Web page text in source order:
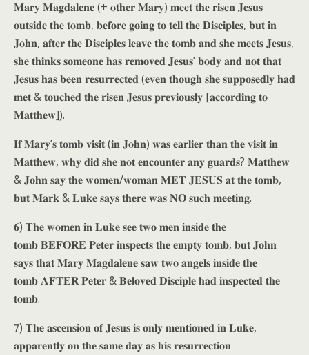
𝐌𝐚𝐫𝐲 𝐌𝐚𝐠𝐝𝐚𝐥𝐞𝐧𝐞 (+ 𝐨𝐭𝐡𝐞𝐫 𝐌𝐚𝐫𝐲) 𝐦𝐞𝐞𝐭 𝐭𝐡𝐞 𝐫𝐢𝐬𝐞𝐧 𝐉𝐞𝐬𝐮𝐬
𝐨𝐮𝐭𝐬𝐢𝐝𝐞 𝐭𝐡𝐞 𝐭𝐨𝐦𝐛, 𝐛𝐞𝐟𝐨𝐫𝐞 𝐠𝐨𝐢𝐧𝐠 𝐭𝐨 𝐭𝐞𝐥𝐥 𝐭𝐡𝐞 𝐃𝐢𝐬𝐜𝐢𝐩𝐥𝐞𝐬, 𝐛𝐮𝐭 𝐢𝐧
𝐉𝐨𝐡𝐧, 𝐚𝐟𝐭𝐞𝐫 𝐭𝐡𝐞 𝐃𝐢𝐬𝐜𝐢𝐩𝐥𝐞𝐬 𝐥𝐞𝐚𝐯𝐞 𝐭𝐡𝐞 𝐭𝐨𝐦𝐛 𝐚𝐧𝐝 𝐬𝐡𝐞 𝐦𝐞𝐞𝐭𝐬 𝐉𝐞𝐬𝐮𝐬,
𝐬𝐡𝐞 𝐭𝐡𝐢𝐧𝐤𝐬 𝐬𝐨𝐦𝐞𝐨𝐧𝐞 𝐡𝐚𝐬 𝐫𝐞𝐦𝐨𝐯𝐞𝐝 𝐉𝐞𝐬𝐮𝐬’ 𝐛𝐨𝐝𝐲 𝐚𝐧𝐝 𝐧𝐨𝐭 𝐭𝐡𝐚𝐭
𝐉𝐞𝐬𝐮𝐬 𝐡𝐚𝐬 𝐛𝐞𝐞𝐧 𝐫𝐞𝐬𝐮𝐫𝐫𝐞𝐜𝐭𝐞𝐝 (𝐞𝐯𝐞𝐧 𝐭𝐡𝐨𝐮𝐠𝐡 𝐬𝐡𝐞 𝐬𝐮𝐩𝐩𝐨𝐬𝐞𝐝𝐥𝐲 𝐡𝐚𝐝
𝐦𝐞𝐭 & 𝐭𝐨𝐮𝐜𝐡𝐞𝐝 𝐭𝐡𝐞 𝐫𝐢𝐬𝐞𝐧 𝐉𝐞𝐬𝐮𝐬 𝐩𝐫𝐞𝐯𝐢𝐨𝐮𝐬𝐥𝐲 [𝐚𝐜𝐜𝐨𝐫𝐝𝐢𝐧𝐠 𝐭𝐨
𝐌𝐚𝐭𝐭𝐡𝐞𝐰]).
𝐈𝐟 𝐌𝐚𝐫𝐲’𝐬 𝐭𝐨𝐦𝐛 𝐯𝐢𝐬𝐢𝐭 (𝐢𝐧 𝐉𝐨𝐡𝐧) 𝐰𝐚𝐬 𝐞𝐚𝐫𝐥𝐢𝐞𝐫 𝐭𝐡𝐚𝐧 𝐭𝐡𝐞 𝐯𝐢𝐬𝐢𝐭 𝐢𝐧
𝐌𝐚𝐭𝐭𝐡𝐞𝐰, 𝐰𝐡𝐲 𝐝𝐢𝐝 𝐬𝐡𝐞 𝐧𝐨𝐭 𝐞𝐧𝐜𝐨𝐮𝐧𝐭𝐞𝐫 𝐚𝐧𝐲 𝐠𝐮𝐚𝐫𝐝𝐬? 𝐌𝐚𝐭𝐭𝐡𝐞𝐰
& 𝐉𝐨𝐡𝐧 𝐬𝐚𝐲 𝐭𝐡𝐞 𝐰𝐨𝐦𝐞𝐧/𝐰𝐨𝐦𝐚𝐧 𝐌𝐄𝐓 𝐉𝐄𝐒𝐔𝐒 𝐚𝐭 𝐭𝐡𝐞 𝐭𝐨𝐦𝐛,
𝐛𝐮𝐭 𝐌𝐚𝐫𝐤 & 𝐋𝐮𝐤𝐞 𝐬𝐚𝐲𝐬 𝐭𝐡𝐞𝐫𝐞 𝐰𝐚𝐬 𝐍𝐎 𝐬𝐮𝐜𝐡 𝐦𝐞𝐞𝐭𝐢𝐧𝐠.
𝟔) 𝐓𝐡𝐞 𝐰𝐨𝐦𝐞𝐧 𝐢𝐧 𝐋𝐮𝐤𝐞 𝐬𝐞𝐞 𝐭𝐰𝐨 𝐦𝐞𝐧 𝐢𝐧𝐬𝐢𝐝𝐞 𝐭𝐡𝐞
𝐭𝐨𝐦𝐛 𝐁𝐄𝐅𝐎𝐑𝐄 𝐏𝐞𝐭𝐞𝐫 𝐢𝐧𝐬𝐩𝐞𝐜𝐭𝐬 𝐭𝐡𝐞 𝐞𝐦𝐩𝐭𝐲 𝐭𝐨𝐦𝐛, 𝐛𝐮𝐭 𝐉𝐨𝐡𝐧
𝐬𝐚𝐲𝐬 𝐭𝐡𝐚𝐭 𝐌𝐚𝐫𝐲 𝐌𝐚𝐠𝐝𝐚𝐥𝐞𝐧𝐞 𝐬𝐚𝐰 𝐭𝐰𝐨 𝐚𝐧𝐠𝐞𝐥𝐬 𝐢𝐧𝐬𝐢𝐝𝐞 𝐭𝐡𝐞
𝐭𝐨𝐦𝐛 𝐀𝐅𝐓𝐄𝐑 𝐏𝐞𝐭𝐞𝐫 & 𝐁𝐞𝐥𝐨𝐯𝐞𝐝 𝐃𝐢𝐬𝐜𝐢𝐩𝐥𝐞 𝐡𝐚𝐝 𝐢𝐧𝐬𝐩𝐞𝐜𝐭𝐞𝐝 𝐭𝐡𝐞
𝐭𝐨𝐦𝐛.
𝟕) 𝐓𝐡𝐞 𝐚𝐬𝐜𝐞𝐧𝐬𝐢𝐨𝐧 𝐨𝐟 𝐉𝐞𝐬𝐮𝐬 𝐢𝐬 𝐨𝐧𝐥𝐲 𝐦𝐞𝐧𝐭𝐢𝐨𝐧𝐞𝐝 𝐢𝐧 𝐋𝐮𝐤𝐞,
𝐚𝐩𝐩𝐚𝐫𝐞𝐧𝐭𝐥𝐲 𝐨𝐧 𝐭𝐡𝐞 𝐬𝐚𝐦𝐞 𝐝𝐚𝐲 𝐚𝐬 𝐡𝐢𝐬 𝐫𝐞𝐬𝐮𝐫𝐫𝐞𝐜𝐭𝐢𝐨𝐧